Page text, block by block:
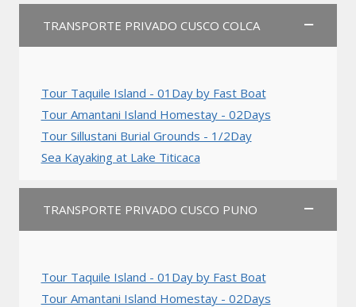
TRANSPORTE PRIVADO CUSCO COLCA
Tour Taquile Island - 01Day by Fast Boat
Tour Amantani Island Homestay - 02Days
Tour Sillustani Burial Grounds - 1/2Day
Sea Kayaking at Lake Titicaca
TRANSPORTE PRIVADO CUSCO PUNO
Tour Taquile Island - 01Day by Fast Boat
Tour Amantani Island Homestay - 02Days